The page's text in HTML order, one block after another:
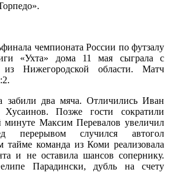
чемпионата России по футзалу
«Ухта» дома 11 мая сыграла с
из Нижегородской области. Матч
забили два мяча. Отличились Иван
Позже гости сократили
минуте Максим Перевалов увеличил
перерывом случился автогол
команда из Коми реализовала
и не оставила шансов сопернику.
Парадински, дубль на счету